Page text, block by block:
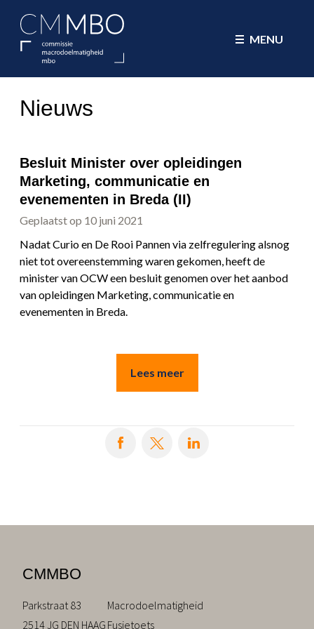
MENU
Nieuws
Besluit Minister over opleidingen
Marketing, communicatie en
evenementen in Breda (II)
Geplaatst op 10 juni 2021
Nadat Curio en De Rooi Pannen via zelfregulering alsnog
niet tot overeenstemming waren gekomen, heeft de
minister van OCW een besluit genomen over het aanbod
van opleidingen Marketing, communicatie en
evenementen in Breda.
Lees meer
Deel op Facebook
Deel op X
CMMBO
Parkstraat 83
2514 JG DEN HAAG
Macrodoelmatigheid
Fusietoets